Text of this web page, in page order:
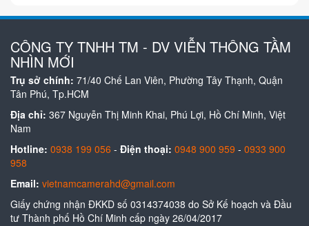
CÔNG TY TNHH TM - DV VIỄN THÔNG TẦM
NHÌN MỚI
Trụ sở chính: 71/40 Chế Lan Viên, Phường Tây Thạnh, Quận
Tân Phú, Tp.HCM
Địa chỉ: 367 Nguyễn Thị Minh Khai, Phú Lợi, Hồ Chí Minh, Việt
Nam
Hotline: 0938 199 056 - Điện thoại: 0948 900 959 - 0933 900
958
Email: vietnamcamerahd@gmail.com
Giấy chứng nhận ĐKKD số 0314374038 do Sở Kế hoạch và Đầu
tư Thành phố Hồ Chí Minh cấp ngày 26/04/2017